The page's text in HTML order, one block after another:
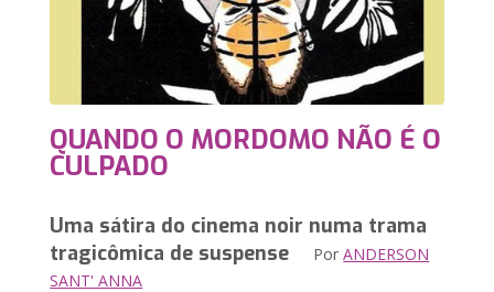
QUANDO O MORDOMO NÃO É O
CULPADO
Uma sátira do cinema noir numa trama
tragicômica de suspense PorANDERSON
SANT' ANNA